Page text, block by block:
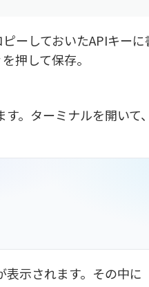
しておいたAPIキーに
押して保存。
。ターミナルを開いて
示されます。その中